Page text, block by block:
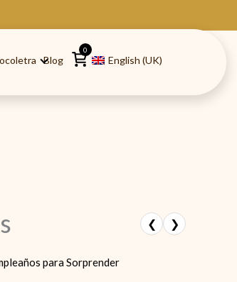
Blog
0
English (UK)
❮ ❯
para Sorprender